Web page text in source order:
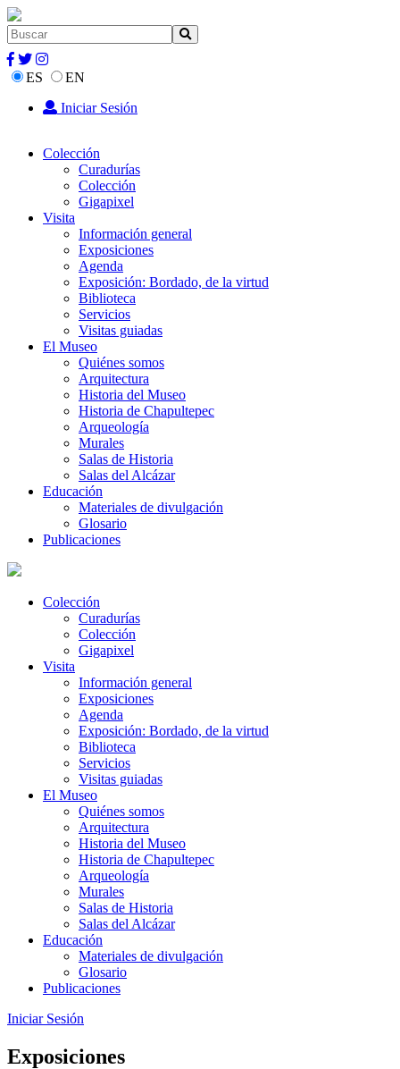
ES
EN
Iniciar Sesión
Colección
Curadurías
Colección
Gigapixel
Visita
Información general
Exposiciones
Agenda
Exposición: Bordado, de la virtud
Biblioteca
Servicios
Visitas guiadas
El Museo
Quiénes somos
Arquitectura
Historia del Museo
Historia de Chapultepec
Arqueología
Murales
Salas de Historia
Salas del Alcázar
Educación
Materiales de divulgación
Glosario
Publicaciones
Colección
Curadurías
Colección
Gigapixel
Visita
Información general
Exposiciones
Agenda
Exposición: Bordado, de la virtud
Biblioteca
Servicios
Visitas guiadas
El Museo
Quiénes somos
Arquitectura
Historia del Museo
Historia de Chapultepec
Arqueología
Murales
Salas de Historia
Salas del Alcázar
Educación
Materiales de divulgación
Glosario
Publicaciones
Iniciar Sesión
Exposiciones